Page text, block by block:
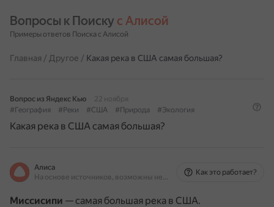
Вопросы к Поиску с Алисой
Примеры ответов Поиска с Алисой
Главная / Другое / Какая река в США самая большая?
Вопрос из Яндекс Кью
22 ноября
#География
#Реки #США #Природа #Экология
Какая река в США самая большая?
Алиса
На основе источников, возможны неточности
Как это работает?
Миссисипи — самая большая река в США.